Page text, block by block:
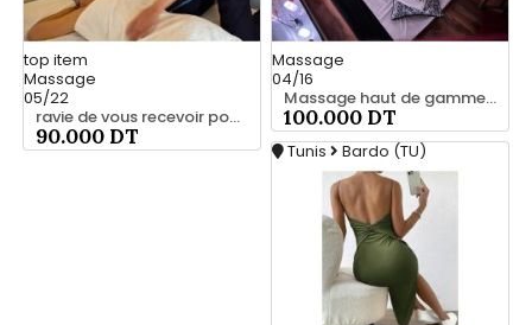
top item
Massage
05/22
ravie de vous recevoir pour une agréable séance de détente 23 999 685
90.000 DT
Massage
04/16
Massage haut de gamme 23 999 685
100.000 DT
Tunis Bardo (TU)